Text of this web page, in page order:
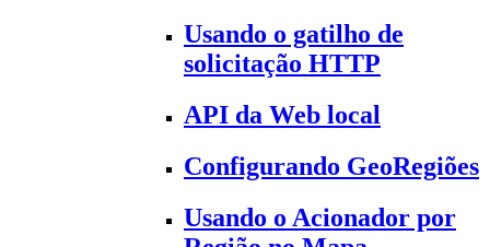
Usando o gatilho de
solicitação HTTP
API da Web local
Configurando GeoRegiões
Usando o Acionador por